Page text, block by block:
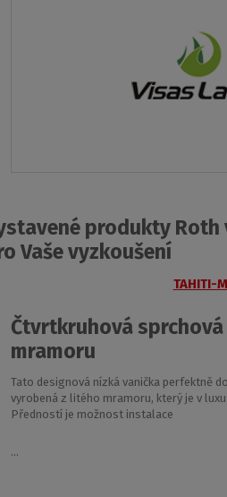
produkty
Vaše vyzkoušení
TAHITI-M
Čtvrtkruhová
mramoru
Tato designová nízká vanička perfektně
vyrobená z litého mramoru, který je v
Předností je možnost instalace
...